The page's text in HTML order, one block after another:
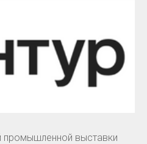
промышленной выставки